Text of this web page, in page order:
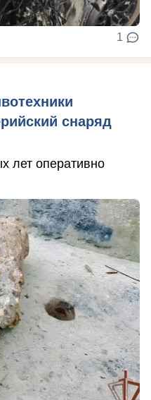
1
снаряд
лет оперативно